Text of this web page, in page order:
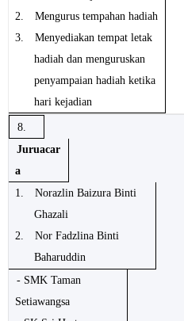
2.
Mengurus tempahan hadiah
3.
Menyediakan tempat letak
hadiah dan menguruskan
penyampaian hadiah ketika
hari kejadian
8.
Juruacar
a
1.
Norazlin Baizura Binti
Ghazali
2.
Nor Fadzlina Binti
Baharuddin
- SMK Taman
Setiawangsa